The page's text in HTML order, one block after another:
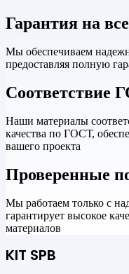
Гарантия на
Мы обеспечиваем
предоставляя полную
Соответствие
Наши материалы
качества по ГОСТ,
вашего проекта
Проверенные
Мы работаем только с
гарантирует высокое
материалов
KIT SPB